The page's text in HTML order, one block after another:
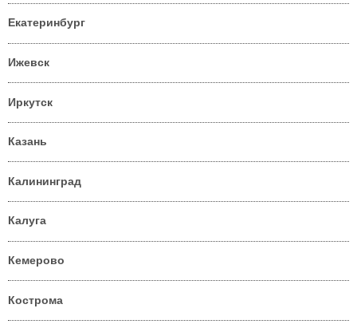
Екатеринбург
Ижевск
Иркутск
Казань
Калининград
Калуга
Кемерово
Кострома